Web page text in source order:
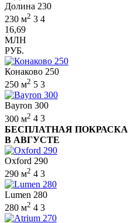
Долина 230
230 м2 3 4
16,69
МЛН
РУБ.
Конаково 250
250 м2 5 3
Bayron 300
300 м2 4 3
БЕСПЛАТНАЯ ПОКРАСКА
В АВГУСТЕ
Oxford 290
290 м2 4 3
Lumen 280
280 м2 4 3